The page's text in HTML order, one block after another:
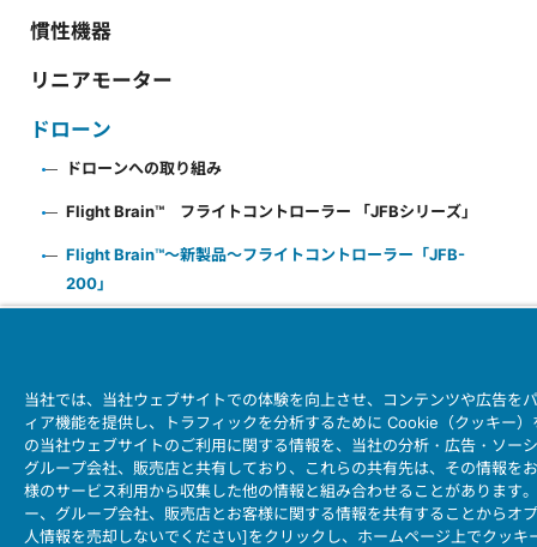
慣性機器
リニアモーター
ドローン
ドローンへの取り組み
Flight Brain™ フライトコントローラー 「JFBシリーズ」
Flight Brain™～新製品～フライトコントローラー「JFB-
200」
お問い合わせ
モーションセンス＆コントロール
当社では、当社ウェブサイトでの体験を向上させ、コンテンツや広告を
ィア機能を提供し、トラフィックを分析するために Cookie（クッキー
の当社ウェブサイトのご利用に関する情報を、当社の分析・広告・ソー
グループ会社、販売店と共有しており、これらの共有先は、その情報を
様のサービス利用から収集した他の情報と組み合わせることがあります
ー、グループ会社、販売店とお客様に関する情報を共有することからオ
人情報を売却しないでください]をクリックし、ホームページ上でクッ